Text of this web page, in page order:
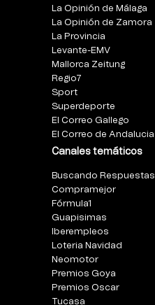
La Opinión de Málaga
La Opinión de Zamora
La Provincia
Levante-EMV
Mallorca Zeitung
Regio7
Sport
Superdeporte
El Correo Gallego
El Correo de Andalucia
Canales temáticos
Buscando Respuestas
Compramejor
Fórmula1
Guapisimas
Iberempleos
Loteria Navidad
Neomotor
Premios Goya
Premios Oscar
Tucasa